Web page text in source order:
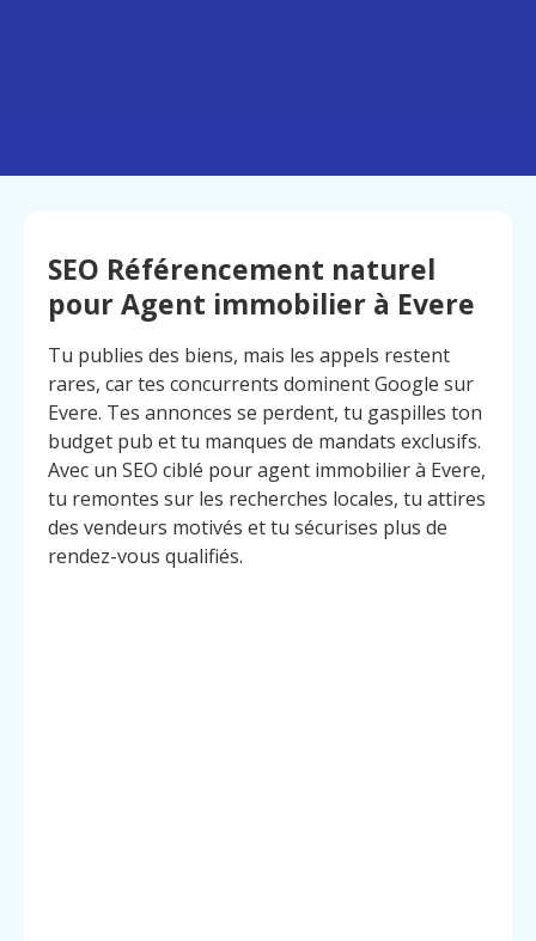
SEO Référencement naturel
pour Agent immobilier à Evere
Tu publies des biens, mais les appels restent
rares, car tes concurrents dominent Google sur
Evere. Tes annonces se perdent, tu gaspilles ton
budget pub et tu manques de mandats exclusifs.
Avec un SEO ciblé pour agent immobilier à Evere,
tu remontes sur les recherches locales, tu attires
des vendeurs motivés et tu sécurises plus de
rendez-vous qualifiés.